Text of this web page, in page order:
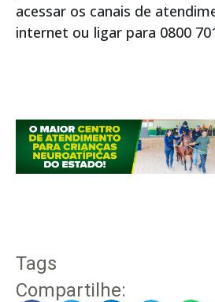
acessar os canais de
internet ou ligar para 0800
Tags
Compartilhe: